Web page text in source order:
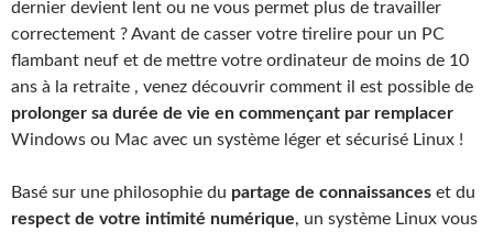
dernier devient lent ou ne vous permet plus de travailler
correctement ? Avant de casser votre tirelire pour un PC
flambant neuf et de mettre votre ordinateur de moins de 10
ans à la retraite , venez découvrir comment il est possible de
prolonger sa durée de vie en commençant par remplacer
Windows ou Mac avec un système léger et sécurisé Linux !
Basé sur une philosophie du partage de connaissances et du
respect de votre intimité numérique, un système Linux vous